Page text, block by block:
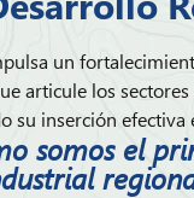
un
articule los
su inserción efectiva
somos el